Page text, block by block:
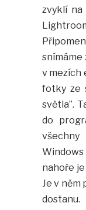
zvyklí na
snímáme
v mezích
fotky ze
světla”.
do
nahoře
Je v něm
dostanu.